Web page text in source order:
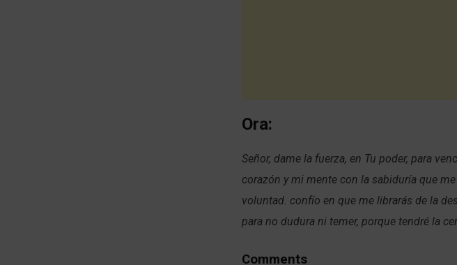
Ora:
Señor, dame la fuerza, en Tu poder, para
corazón y mi mente con la sabiduría que
voluntad. confío en que me librarás de la
para no dudura ni temer, porque tendré la
Comments